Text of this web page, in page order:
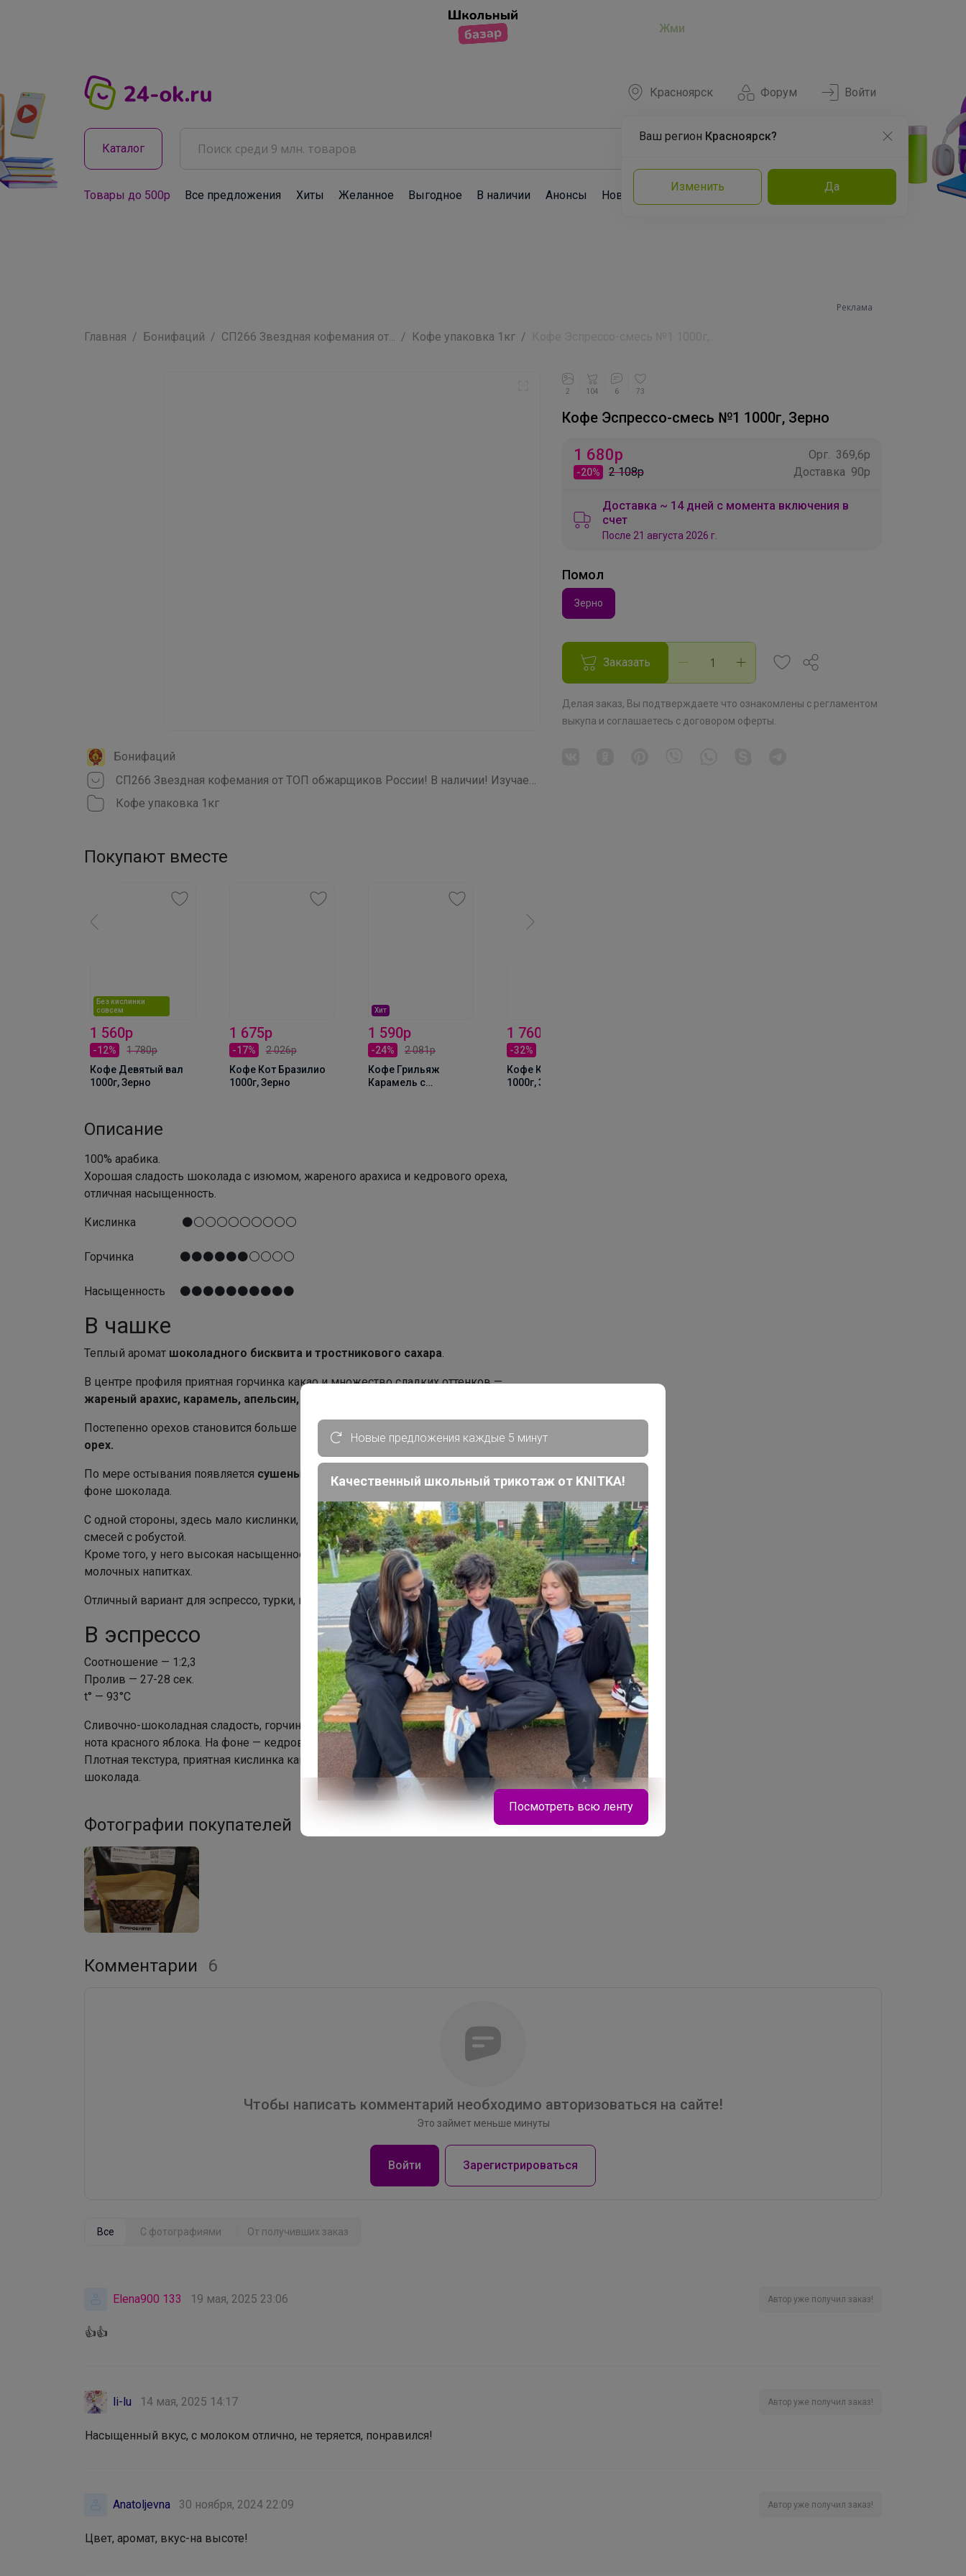
Жми
Форум
Красноярск
Ваш регион Красноярск?
Изменить Да
Войти
Каталог
Товары до 500р Все предложения Хиты Желанное Выгодное В наличии Анонсы Новости Команда Эксперты
Реклама
Главная Бонифаций СП266 Звездная кофемания от... Кофе упаковка 1кг
Бонифаций
СП266 Звездная кофемания от ТОП обжарщиков России! В наличии! Изучаем и Пробуем всю кофейную географию! 20 призов на пробу среди участников закупки!
Кофе упаковка 1кг
Покупают вместе
Без кислинки
совсем
1 560р
-12%
1 780р
Кофе Девятый вал
1000г, Зерно
1 675р
-17%
2 026р
Кофе Кот Бразилио
1000г, Зерно
Хит
1 590р
-24%
2 081р
Кофе Грильяж
Карамель с
1 760р
-32%
Кофе Китай Симао
1000г, Зерно
Описание
100% арабика.
Хорошая сладость шоколада с изюмом, жареного арахиса и кедрового ореха,
отличная насыщенность.
Кислинка ⚫⚪⚪⚪⚪⚪⚪⚪⚪⚪
Горчинка ⚫⚫⚫⚫⚫⚫⚪⚪⚪⚪
Насыщенность ⚫⚫⚫⚫⚫⚫⚫⚫⚫⚫
В чашке
Теплый аромат шоколадного бисквита и тростникового сахара.
В центре профиля приятная горчинка какао и множество сладких оттенков —
жареный арахис, карамель, апельсин, сушеный виноград
Постепенно орехов становится больше —
жареный фундук, миндаль, кедровый
орех.
По мере остывания появляется сушеный абрикос
— легкая фруктовая нота на
фоне шоколада.
С одной стороны, здесь мало кислинки, с другой — этот кофе чуть мягче наших
смесей с робустой.
Кроме того, у него высокая насыщенность, что позволит ему не затеряться в
молочных напитках.
Отличный вариант для эспрессо, турки, моки и автомата.
В эспрессо
Соотношение — 1:2,3
Пролив — 27-28 сек.
t° — 93°C
Сливочно-шоколадная сладость, горчинка жареного арахиса, легкая фруктовая
нота красного яблока. На фоне — кедровый орех, соленая карамель, жареный тост.
Плотная текстура, приятная кислинка какао, долгое послевкусие горького
шоколада.
2 104 6 73
Кофе Эспрессо-смесь №1 1000г, Зерно
1 680р
-20% 2 108р
Орг. 369,6р
Доставка 90р
Доставка ~ 14 дней с момента включения в
счет
После 21 августа 2026 г.
Помол
Зерно
Заказать
Делая заказ, Вы подтверждаете что ознакомлены с регламентом
выкупа и соглашаетесь с договором оферты
Фотографии покупателей
Комментарии 6
Чтобы написать комментарий необходимо авторизоваться на сайте!
Это займет меньше минуты
Войти Зарегистрироваться
Все С фотографиями От получивших заказ
Elena900 133 19 мая, 2025 23:06 Автор уже получил заказ!
👍👍
li-lu 14 мая, 2025 14:17 Автор уже получил заказ!
Насыщенный вкус, с молоком отлично, не теряется, понравился!
Anatoljevna 30 ноября, 2024 22:09 Автор уже получил заказ!
Цвет, аромат, вкус-на высоте!
Новые предложения каждые 5 минут
Качественный школьный трикотаж от KNITKA!
Посмотреть всю ленту